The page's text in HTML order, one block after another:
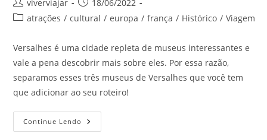
do
viverviajar
publicado:
18/06/2022
Categoria
post:
atrações / cultural / europa / frança / Histórico / Viagem
Versalhes é uma cidade repleta de museus interessantes e
vale a pena descobrir mais sobre eles. Por essa razão,
separamos esses três museus de Versalhes que você tem
que adicionar ao seu roteiro!
Continue Lendo Museus
De